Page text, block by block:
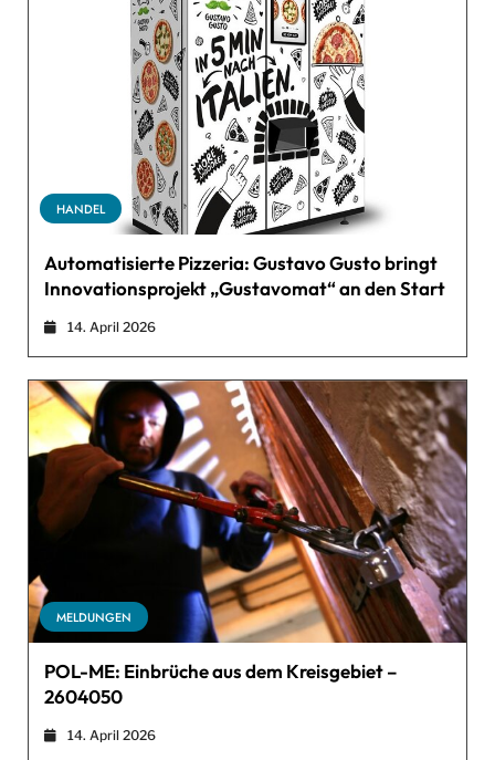
HANDEL
Automatisierte Pizzeria: Gustavo Gusto bringt
Innovationsprojekt „Gustavomat“ an den Start
14. April 2026
MELDUNGEN
POL-ME: Einbrüche aus dem Kreisgebiet –
2604050
14. April 2026